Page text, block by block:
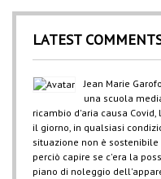
LATEST
Jean Marie
una scuola
ricambio d'aria causa
il giorno, in qualsiasi
situazione non è
perciò capire se c'era la
piano di noleggio